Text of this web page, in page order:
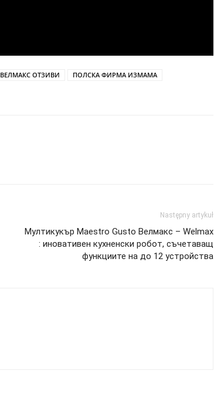
ВЕЛМАКС ОТЗИВИ
ПОЛСКА ФИРМА ИЗМАМА
Następny artykuł
Мултикукър Maestro Gusto Велмакс – Welmax
: иновативен кухненски робот, съчетаващ
функциите на до 12 устройства